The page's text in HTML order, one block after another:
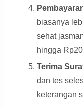
biasanya
sehat
hingga
Terima
dan tes
keterangan